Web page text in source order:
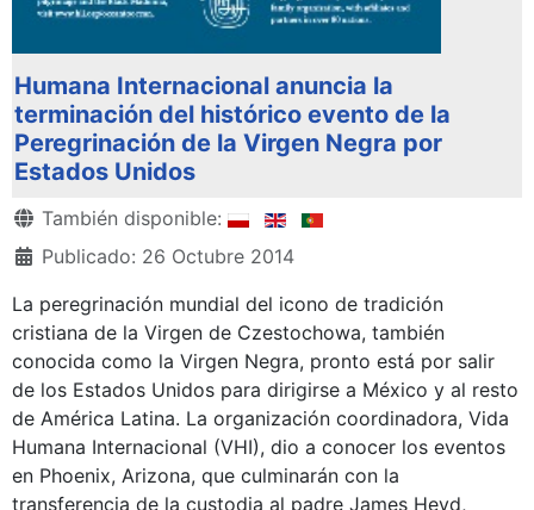
Humana Internacional anuncia la
terminación del histórico evento de la
Peregrinación de la Virgen Negra por
Estados Unidos
Detalles
También disponible:
Publicado: 26 Octubre 2014
La peregrinación mundial del icono de tradición
cristiana de la Virgen de Czestochowa, también
conocida como la Virgen Negra, pronto está por salir
de los Estados Unidos para dirigirse a México y al resto
de América Latina. La organización coordinadora, Vida
Humana Internacional (VHI), dio a conocer los eventos
en Phoenix, Arizona, que culminarán con la
transferencia de la custodia al padre James Heyd,